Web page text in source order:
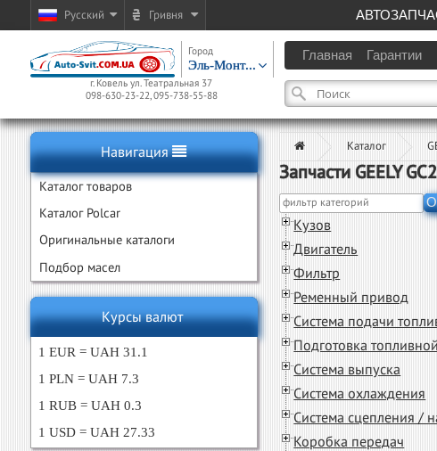
Русский Гривня
Город
Эль-Монт...
г. Ковель ул. Театральная 37
098-630-23-22, 095-738-55-88
Главная Гарантии
Навигация
Каталог товаров
Каталог Polcar
Оригинальные каталоги
Подбор масел
Курсы валют
1 EUR = UAH 31.1
1 PLN = UAH 7.3
1 RUB = UAH 0.3
1 USD = UAH 27.33
Каталог
Запчасти GEELY
Кузов
Двигатель
Фильтр
Ременный привод
Система подачи
Подготовка
Система выпуска
Система охлаждения
Система сцепления /
Коробка передач